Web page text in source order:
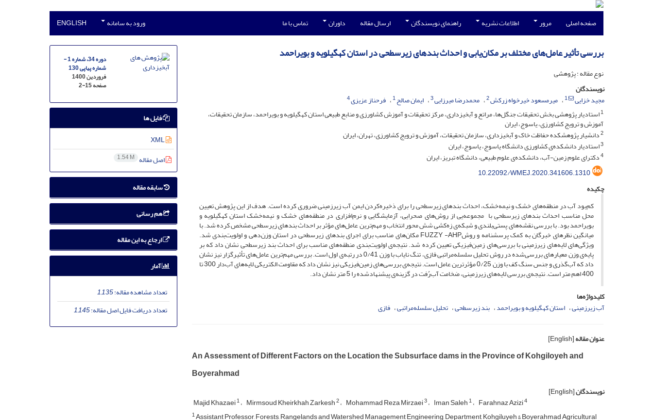
صفحه اصلی مرور اطلاعات نشریه راهنمای نویسندگان ارسال مقاله داوران تماس با ما ورود به سامانه ENGLISH
بررسی تأثیر عامل‌های مختلف بر مکان‌یابی و احداث بندهای زیرسطحی در استان کهگیلویه و بویراحمد
نوع مقاله : پژوهشی
نویسندگان
مجید خزایی
1 میرمسعود خیرخواه زرکش2 محمدرضا میرزایی3 ایمان صالح1 فرحناز عزیزی4
1استادیار پژوهشی بخش تحقیقات جنگل‌ها، مراتع و آبخیزداری، مرکز تحقیقات و آموزش کشاورزی و منابع طبیعی استان ‌کهگیلویه و بویراحمد، سازمان تحقیقات،
آموزش و ترویج کشاورزی، یاسوج، ایران
2دانشیار پژوهشکده حفاظت خاک و آبخیزداری، سازمان تحقیقات، آموزش و ترویج کشاورزی، تهران، ایران
3استادیار دانشکده‌ی کشاورزی دانشگاه یاسوج، یاسوج، ایران
4دکترای علوم زمین-آب، دانشکده‌ی علوم طبیعی، دانشگاه تبریز، ایران
10.22092/WMEJ.2020.341606.1310
چکیده
کم‌بود آب در منطقه‌های ‌خشک و نیمه‌خشک، احداث بندهای زیرسطحی را برای ذخیره‌کردن ایمن آب زیرزمینی ضروری کرده است. هدف از این پژوهش تعیین
محل مناسب احداث بندهای زیرسطحی با مجموعه‌یی از روش‌های صحرایی، آزمایشگایی و نرم‌افزاری در منطقه‌های خشک و نیمه‌خشک استان کهگیلویه و
بویراحمد بود. با بررسی نقشه‌های پستی‌بلندی و شبکه‌ی زه‌کشی شش محور انتخاب و مهم‌ترین عامل‌های مؤثر بر احداث بندهای زیرسطحی مشخص کرده شد. با
میانگین نظرهای خبرگان به کمک پرسشنامه و روشFUZZY -AHP مکان‌های مناسب برای اجرای بندهای زیرسطحی در استان وزن‌دهی و اولویت‌بندی شد.
ویژگی‌های لایه‌های زیرزمینی با بررسی‌های زمین‌‌فیزیکی تعیین کرده شد. نتیجه‌ی اولویت‌بندی منطقه‌های مناسب برای احداث بند زیرسطحی نشان داد که بر
پایه‌ی وزن معیارهای بررسی‌شده در روش تحلیل سلسله‌مراتبی فازی، تنگ نایاب با وزن 0/41 در رتبه‌ی اول است. بررسی مهم‌ترین عامل‌های تأثیرگزار نیز نشان
داد که آب‌گذری و جنس سنگ کف با وزن 0/25 مؤثرترین عامل است. نتیجه‌ی بررسی‌های زمین‌‌فیزیکی نیز نشان داد که مقاومت الکتریکی لایه‌های آب‌دار 300 تا
400 اهم متر است. نتیجه‌ی بررسی لایه‌های زیرزمینی، ضخامت آب‌رُفت در گزینه‌ی پیشنهادشده را 5 متر نشان داد.
کلیدواژه‌ها
آب زیرزمینی استان کهگیلویه و بویراحمد بند زیرسطحی تحلیل سلسله‌مراتبی فازی
عنوان مقاله[English]
An Assessment of Different Factors on the Location the Subsurface dams in the Province of Kohgiloyeh and
Boyerahmad
نویسندگان[English]
Majid Khazaei1 Mirmsoud Kheirkhah Zarkesh2 Mohammad Reza Mirzaei3 Iman Saleh1 Farahnaz Azizi4
1Assistant Professor, Forests, Rangelands and Watershed Management Engineering, Department, Kohgiluyeh & Boyerahmad Agricultural
دوره 34، شماره 1 -
شماره پیاپی 130
فروردین 1400
صفحه2-15
فایل ها
XML
اصل مقاله 1.54 M
سابقه مقاله
هم رسانی
ارجاع به این مقاله
آمار
تعداد مشاهده مقاله:1,135
تعداد دریافت فایل اصل مقاله:1,145